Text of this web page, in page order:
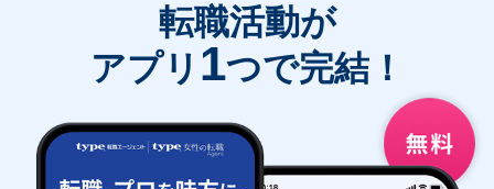
転職活動が
アプリ 1つで完結！